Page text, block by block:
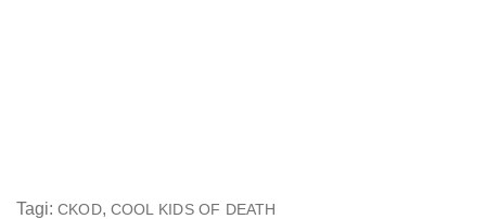
Tagi: CKOD, COOL KIDS OF DEATH